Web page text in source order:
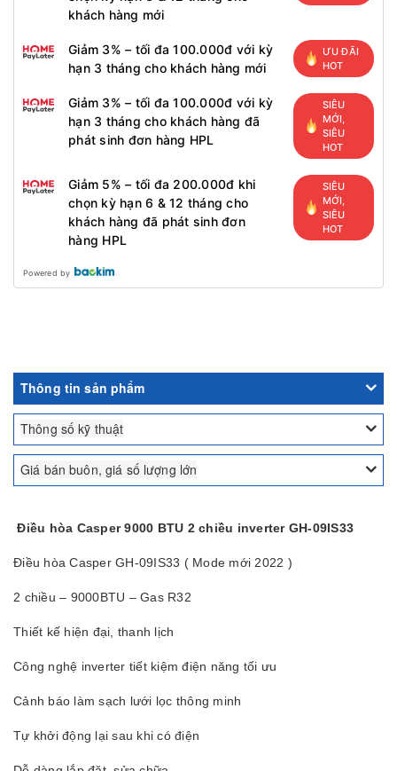
khách hàng mới
Giảm 3% – tối đa 100.000đ với kỳ
hạn 3 tháng cho khách hàng mới
ƯU ĐÃI
HOT
Giảm 3% – tối đa 100.000đ với kỳ
hạn 3 tháng cho khách hàng đã
phát sinh đơn hàng HPL
SIÊU
MỚI,
SIÊU
HOT
Giảm 5% – tối đa 200.000đ khi
chọn kỳ hạn 6 & 12 tháng cho
khách hàng đã phát sinh đơn
hàng HPL
SIÊU
MỚI,
SIÊU
HOT
Powered by
Thông tin sản phẩm
Thông số kỹ thuật
Giá bán buôn, giá số lượng lớn
Điều hòa Casper 9000 BTU 2 chiều inverter GH-09IS33
Điều hòa Casper GH-09IS33 ( Mode mới 2022 )
2 chiều – 9000BTU – Gas R32
Thiết kế hiện đại, thanh lịch
Công nghệ inverter tiết kiệm điện năng tối ưu
Cảnh báo làm sạch lưới lọc thông minh
Tự khởi động lại sau khi có điện